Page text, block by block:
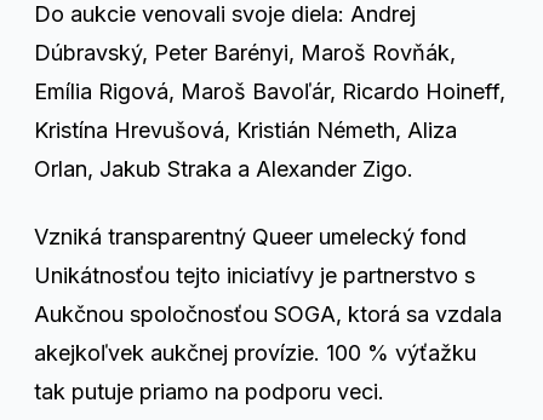
Do aukcie venovali svoje diela: Andrej
Dúbravský, Peter Barényi, Maroš Rovňák,
Emília Rigová, Maroš Bavoľár, Ricardo Hoineff,
Kristína Hrevušová, Kristián Németh, Aliza
Orlan, Jakub Straka a Alexander Zigo.
Vzniká transparentný Queer umelecký fond
Unikátnosťou tejto iniciatívy je partnerstvo s
Aukčnou spoločnosťou SOGA, ktorá sa vzdala
akejkoľvek aukčnej provízie. 100 % výťažku
tak putuje priamo na podporu veci.